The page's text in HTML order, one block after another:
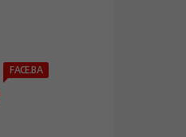
FACE.BA